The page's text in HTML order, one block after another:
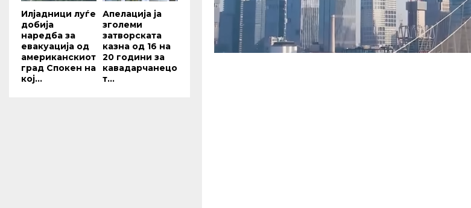
Илјадници луѓе
добија
наредба за
евакуација од
американскиот
град Спокен на
кој...
Апелација ја
зголеми
затворската
казна од 16 на
20 години за
кавадарчанецо
т...